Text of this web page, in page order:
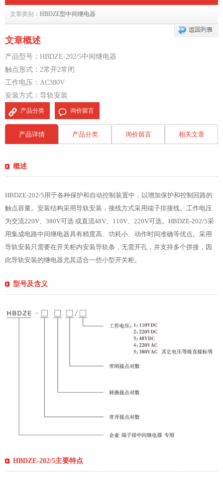
文章类别： HBDZE型中间继电器
文章概述
产品型号：HBDZE-202/5中间继电器
触点形式：2常开2常闭
工作电压：AC380V
安装方式：导轨安装
产品分类 询价留言
产品详情 产品分类 询价留言 相关文章
概述
HBDZE-202/5用于各种保护和自动控制装置中，以增加保护和控制回路的
触点容量。安装结构采用导轨安装，接线方式采用端子排接线。工作电压
为交流220V、380V可选 或直流48V、110V、220V可选。HBDZE-202/5采
用集成电路中间继电器具有精度高、功耗小、动作时间准确等优点。采用
导轨安装只需要在开关柜内安装导轨条，无需开孔，并支持多个拼接，因
此导轨安装的继电器尤其适合一些小型开关柜。
型号及含义
HBDZE-202/5主要特点